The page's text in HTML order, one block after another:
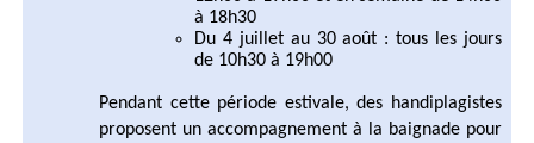
à 18h30
Du 4 juillet au 30 août : tous les jours
de 10h30 à 19h00
Pendant cette période estivale, des handiplagistes
proposent un accompagnement à la baignade pour